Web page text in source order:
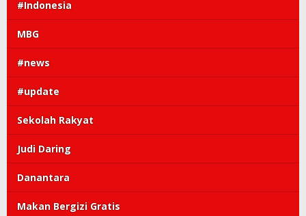
#Indonesia
MBG
#news
#update
Sekolah Rakyat
Judi Daring
Danantara
Makan Bergizi Gratis